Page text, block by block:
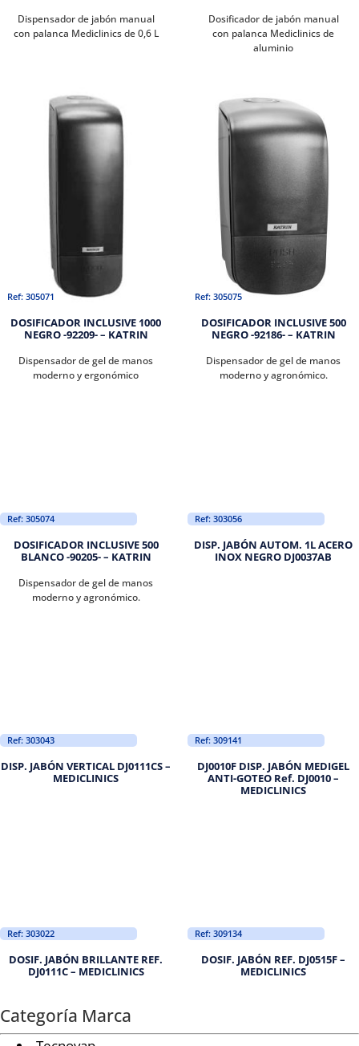
Dispensador de jabón manual
con palanca Mediclinics de 0,6 L
Dosificador de jabón manual
con palanca Mediclinics de
aluminio
Ref: 305071
DOSIFICADOR INCLUSIVE 1000
NEGRO -92209- – KATRIN
Dispensador de gel de manos
moderno y ergonómico
Ref: 305075
DOSIFICADOR INCLUSIVE 500
NEGRO -92186- – KATRIN
Dispensador de gel de manos
moderno y agronómico.
Ref: 305074
DOSIFICADOR INCLUSIVE 500
BLANCO -90205- – KATRIN
Dispensador de gel de manos
moderno y agronómico.
Ref: 303056
DISP. JABÓN AUTOM. 1L ACERO
INOX NEGRO DJ0037AB
Ref: 303043
DISP. JABÓN VERTICAL DJ0111CS –
MEDICLINICS
Ref: 309141
DJ0010F DISP. JABÓN MEDIGEL
ANTI-GOTEO Ref. DJ0010 –
MEDICLINICS
Ref: 303022
DOSIF. JABÓN BRILLANTE REF.
DJ0111C – MEDICLINICS
Ref: 309134
DOSIF. JABÓN REF. DJ0515F –
MEDICLINICS
Categoría Marca